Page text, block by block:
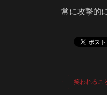
常に攻撃的
笑われるこ